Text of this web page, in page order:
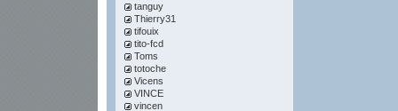
tanguy
Thierry31
tifouix
tito-fcd
Toms
totoche
Vicens
VINCE
vincen